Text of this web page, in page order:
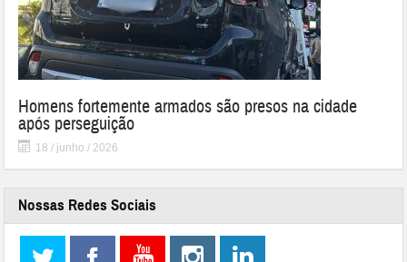
Homens fortemente armados são presos na cidade
após perseguição
18 / junho / 2026
Nossas Redes Sociais